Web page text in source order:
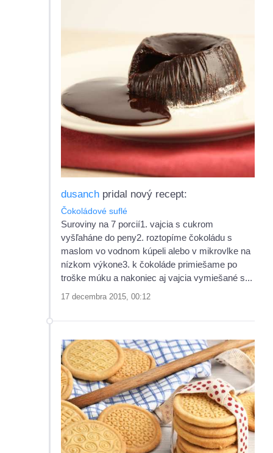
dusanch pridal nový recept:
Čokoládové suflé
Suroviny na 7 porcií1. vajcia s cukrom
vyšľaháne do peny2. roztopíme čokoládu s
maslom vo vodnom kúpeli alebo v mikrovlke na
nízkom výkone3. k čokoláde primiešame po
troške múku a nakoniec aj vajcia vymiešané s...
17 decembra 2015, 00:12